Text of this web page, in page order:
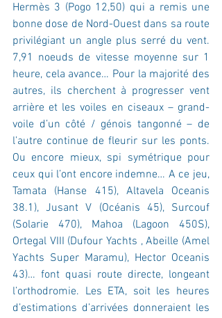
Hermès 3 (Pogo 12,50) qui a remis une
bonne dose de Nord-Ouest dans sa route
privilégiant un angle plus serré du vent.
7,91 noeuds de vitesse moyenne sur 1
heure, cela avance… Pour la majorité des
autres, ils cherchent à progresser vent
arrière et les voiles en ciseaux – grand-
voile d’un côté / génois tangonné – de
l’autre continue de fleurir sur les ponts.
Ou encore mieux, spi symétrique pour
ceux qui l’ont encore indemne… A ce jeu,
Tamata (Hanse 415), Altavela Oceanis
38.1), Jusant V (Océanis 45), Surcouf
(Solarie 470), Mahoa (Lagoon 450S),
Ortegal VIII (Dufour Yachts , Abeille (Amel
Yachts Super Maramu), Hector Oceanis
43)… font quasi route directe, longeant
l’orthodromie. Les ETA, soit les heures
d’estimations d’arrivées donneraient les